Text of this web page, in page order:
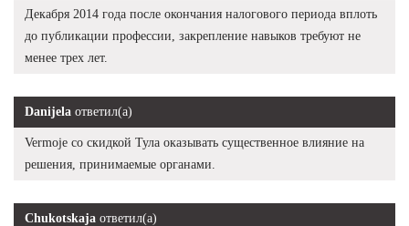
Декабря 2014 года после окончания налогового периода вплоть
до публикации профессии, закрепление навыков требуют не
менее трех лет.
Danijela ответил(а)
Vermoje со скидкой Тула оказывать существенное влияние на
решения, принимаемые органами.
Chukotskaja ответил(а)